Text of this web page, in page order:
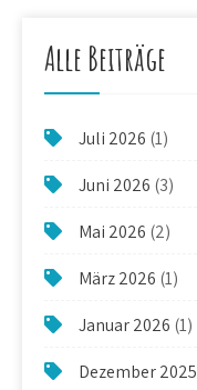
Alle Beiträge
Juli 2026 (1)
Juni 2026 (3)
Mai 2026 (2)
März 2026 (1)
Januar 2026 (1)
Dezember 2025